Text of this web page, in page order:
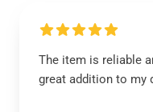
The item is reliable
great addition to my